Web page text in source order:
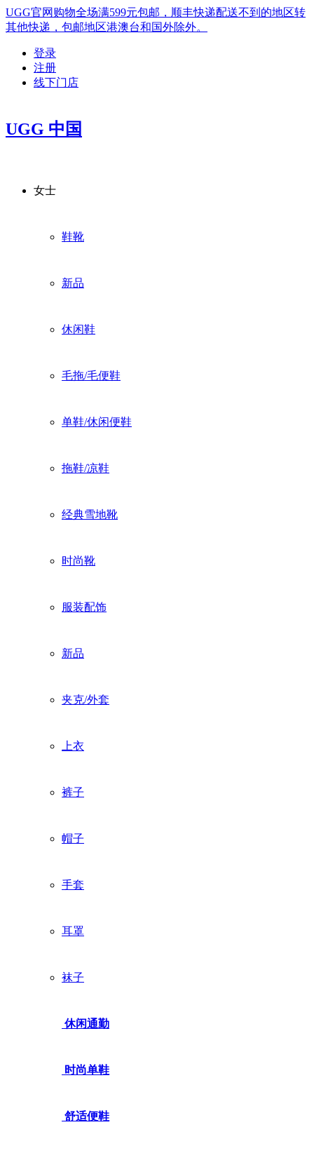
UGG官网购物全场满599元包邮，顺丰快递配送不到的地区转
其他快递，包邮地区港澳台和国外除外。
登录
注册
线下门店
UGG 中国
女士
鞋靴
新品
休闲鞋
毛拖/毛便鞋
单鞋/休闲便鞋
拖鞋/凉鞋
经典雪地靴
时尚靴
服装配饰
新品
夹克/外套
上衣
裤子
帽子
手套
耳罩
袜子
休闲通勤
时尚单鞋
舒适便鞋